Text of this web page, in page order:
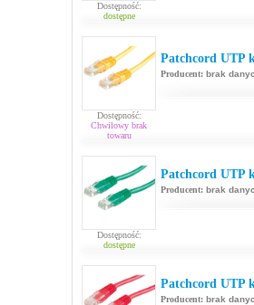
Dostępność:
dostępne
Dostępność:
Chwilowy brak
towaru
Patchcord UTP
Producent: brak
Dostępność:
dostępne
Patchcord UTP
Producent: brak
Patchcord UTP
Producent: brak